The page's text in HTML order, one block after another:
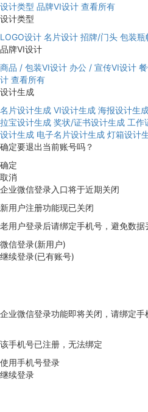
设计类型 品牌VI设计 查看所有
设计类型
LOGO设计 名片设计 招牌/门头 包装瓶
品牌VI设计
商品 / 包装VI设计 办公 / 宣传VI设计
计 查看所有
设计生成
名片设计生成 VI设计生成 海报设计生
拉宝设计生成 奖状/证书设计生成 工作
设计生成 电子名片设计生成 灯箱设计
确定要退出当前账号吗？
确定
取消
企业微信登录入口将于近期关闭
新用户注册功能现已关闭
老用户登录后请绑定手机号，避免数据
微信登录(新用户)
继续登录(已有账号)
企业微信登录功能即将关闭，请绑定手
该手机号已注册，无法绑定
使用手机号登录
继续登录